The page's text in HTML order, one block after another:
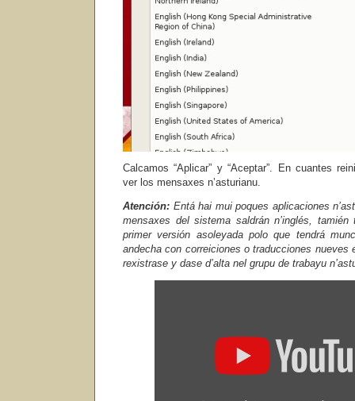
Calcamos “Aplicar” y “Aceptar”. En cuantes
ver los mensaxes n’asturianu.
Atención: Entá hai mui poques aplicaciones
mensaxes del sistema saldrán n’inglés,
primer versión asoleyada polo que tendrá
andecha con correiciones o traducciones nueves
rexistrase y dase d’alta nel grupu de trabayu